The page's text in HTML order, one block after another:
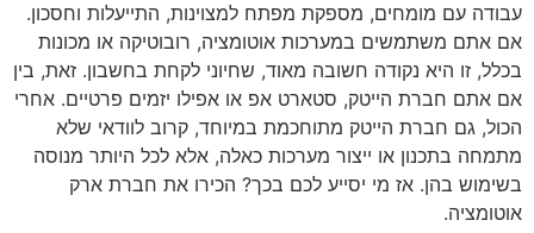
עבודה עם מומחים, מספקת מפתח למצוינות, התייעלות וחסכון.
אם אתם משתמשים במערכות אוטומציה, רובוטיקה או מכונות
בכלל, זו היא נקודה חשובה מאוד, שחיוני לקחת בחשבון. זאת, בין
אם אתם חברת הייטק, סטארט אפ או אפילו יזמים פרטיים. אחרי
הכול, גם חברת הייטק מתוחכמת במיוחד, קרוב לוודאי שלא
מתמחה בתכנון או ייצור מערכות כאלה, אלא לכל היותר מנוסה
בשימוש בהן. אז מי יסייע לכם בכך? הכירו את חברת ארק
אוטומציה.